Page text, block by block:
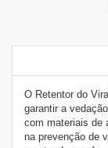
O Retentor do
garantir a
com materiais de
na prevenção de